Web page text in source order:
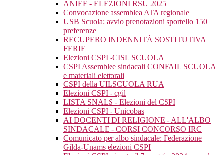
ANIEF - ELEZIONI RSU 2025
Convocazione assemblea ATA regionale
USB Scuola: avvio prenotazioni sportello 150
preferenze
RECUPERO INDENNITÀ SOSTITUTIVA
FERIE
Elezioni CSPI -CISL SCUOLA
CSPI Assemblee sindacali CONFAIL SCUOLA
e materiali elettorali
CSPI della UILSCUOLA RUA
Elezioni CSPI - cgil
LISTA SNALS - Elezioni del CSPI
Elezioni CSPI - Unicobas
AI DOCENTI DI RELIGIONE - ALL'ALBO
SINDACALE - CORSI CONCORSO IRC
Comunicato per albo sindacale: Federazione
Gilda-Unams elezioni CSPI